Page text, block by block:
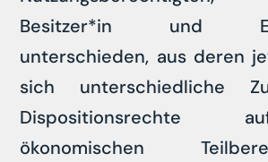
Besitzer*in und
unterschieden, aus deren
sich unterschiedliche
Dispositionsrechte
ökonomischen